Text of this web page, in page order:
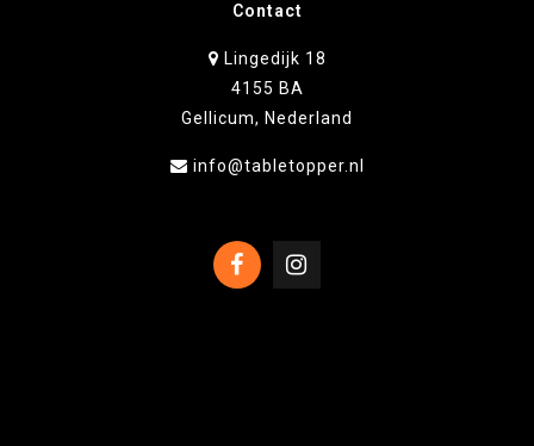
Contact
Lingedijk 18
4155 BA
Gellicum, Nederland
info@tabletopper.nl